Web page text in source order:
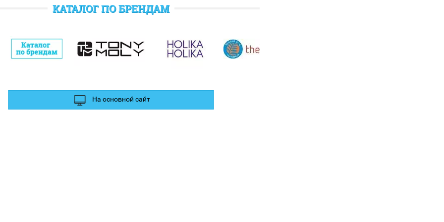
баллы Вы можете получить за отзыв и фотографии в
КАТАЛОГ ПО БРЕНДАМ
На основной сайт